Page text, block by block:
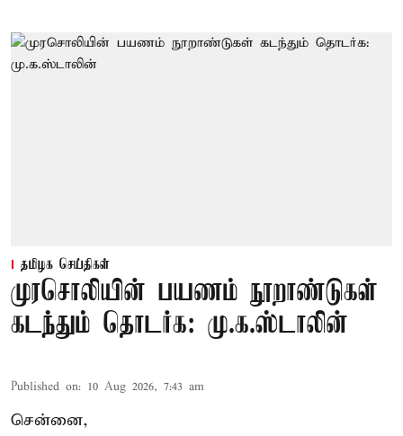
தமிழக செய்திகள்
முரசொலியின் பயணம் நூறாண்டுகள்
கடந்தும் தொடர்க: மு.க.ஸ்டாலின்
Published on: 10 Aug 2026, 7:43 am
சென்னை,